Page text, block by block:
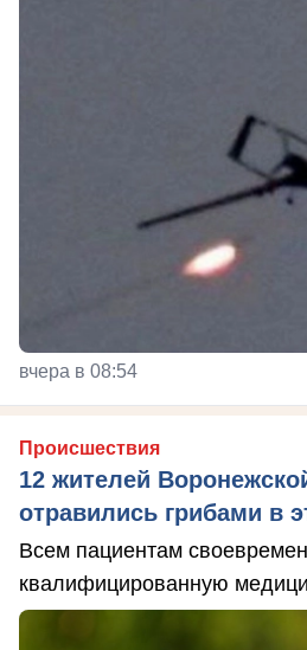
вчера в 08:54
Происшествия
12 жителей
отравились грибами в
Всем пациентам
квалифицированную